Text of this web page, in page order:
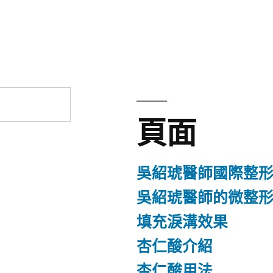
頁面
吳紹琥醫師國際整
吳紹琥醫師的微整
填充淚溝效果
杏仁酸介紹